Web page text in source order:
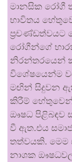
මානසික රෝගී
භාවිතය
ප්‍රචණ්ඩත්වයට
රෝගීන්ගේ
නිරන්තරයෙන්
විශේෂයෙන්ම
මඟින් සිදුවන
කිරීම්
ඖෂධ පිළිබඳව
වී ඇත.එය
තත්වයකි. මෙම
නාශක ඖෂධවල